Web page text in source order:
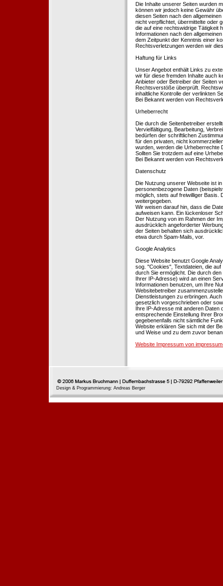
Die Inhalte unserer Seiten wurden
können wir jedoch keine Gewähr
diesen Seiten nach den
nicht verpflichtet, übermittelte oder
die auf eine rechtswidrige Tätigkeit
Informationen nach den
dem Zeitpunkt der Kenntnis einer
Rechtsverletzungen werden wir
Haftung für Links
Unser Angebot enthält Links zu
wir für diese fremden Inhalte auch
Anbieter oder Betreiber der Seiten
Rechtsverstöße überprüft.
inhaltliche Kontrolle der verlinkten
Bei Bekannt werden von
Urheberrecht
Die durch die Seitenbetreiber
Vervielfältigung, Bearbeitung,
bedürfen der schriftlichen
für den privaten, nicht
wurden, werden die Urheberrechte
Sollten Sie trotzdem auf eine
Bei Bekannt werden von
Datenschutz
Die Nutzung unserer Webseite ist
personenbezogene Daten
möglich, stets auf freiwilliger Basis.
weitergegeben.
Wir weisen darauf hin, dass die
aufweisen kann. Ein lückenloser
Der Nutzung von im Rahmen der
ausdrücklich angeforderter
der Seiten behalten sich
etwa durch Spam-Mails, vor.
Google Analytics
Diese Website benutzt Google
sog. ''Cookies'', Textdateien, die
durch Sie ermöglicht. Die durch
Ihrer IP-Adresse) wird an einen
Informationen benutzen, um Ihre
Websitebetreiber
Dienstleistungen zu erbringen.
gesetzlich vorgeschrieben oder
Ihre IP-Adresse mit anderen Daten
entsprechende Einstellung Ihrer
gegebenenfalls nicht sämtliche
Website erklären Sie sich mit der
und Weise und zu dem zuvor
Website Impressum von
Design & Programmierung: Andreas Berger